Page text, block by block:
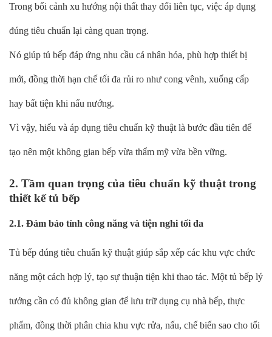
Trong bối cảnh xu hướng nội thất thay đổi liên tục, việc áp dụng
đúng tiêu chuẩn lại càng quan trọng.
Nó giúp tủ bếp đáp ứng nhu cầu cá nhân hóa, phù hợp thiết bị
mới, đồng thời hạn chế tối đa rủi ro như cong vênh, xuống cấp
hay bất tiện khi nấu nướng.
Vì vậy, hiểu và áp dụng tiêu chuẩn kỹ thuật là bước đầu tiên để
tạo nên một không gian bếp vừa thẩm mỹ vừa bền vững.
2. Tầm quan trọng của tiêu chuẩn kỹ thuật trong
thiết kế tủ bếp
2.1. Đảm bảo tính công năng và tiện nghi tối đa
Tủ bếp đúng tiêu chuẩn kỹ thuật giúp sắp xếp các khu vực chức
năng một cách hợp lý, tạo sự thuận tiện khi thao tác. Một tủ bếp lý
tưởng cần có đủ không gian để lưu trữ dụng cụ nhà bếp, thực
phẩm, đồng thời phân chia khu vực rửa, nấu, chế biến sao cho tối